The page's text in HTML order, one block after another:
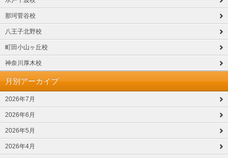
那珂菅谷校
八王子北野校
町田小山ヶ丘校
神奈川厚木校
月別アーカイブ
2026年7月
2026年6月
2026年5月
2026年4月